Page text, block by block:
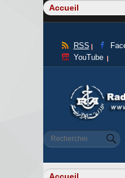
RSS
YouTube
Formulaire
Rechercher